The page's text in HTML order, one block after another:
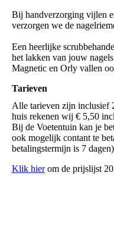
Bij handverzorging vijlen
verzorgen we de
Een heerlijke
het lakken van jouw
Magnetic en Orly vallen
Tarieven
Alle tarieven zijn inclusief
huis rekenen wij € 5,50
Bij de Voetentuin kan je
ook mogelijk contant te
betalingstermijn is 7
Klik hierom de prijslijst